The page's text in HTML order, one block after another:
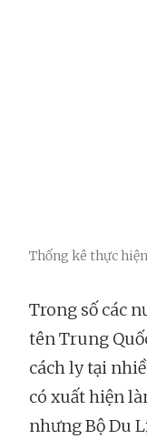
Thống kê thực
Trong số các
tên Trung
cách ly tại
có xuất hiện
nhưng Bộ Du